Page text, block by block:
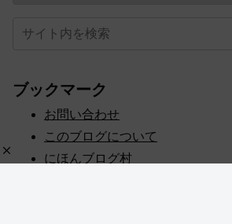
ブックマーク
お問い合わせ
このブログについて
にほんブログ村